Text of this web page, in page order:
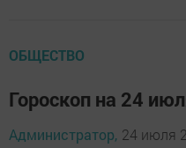
ОБЩЕСТВО
Гороскоп на 24
Администратор, 24 июля